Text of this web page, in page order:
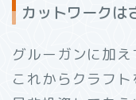
カットワークは
グルーガンに加え
これからクラフ